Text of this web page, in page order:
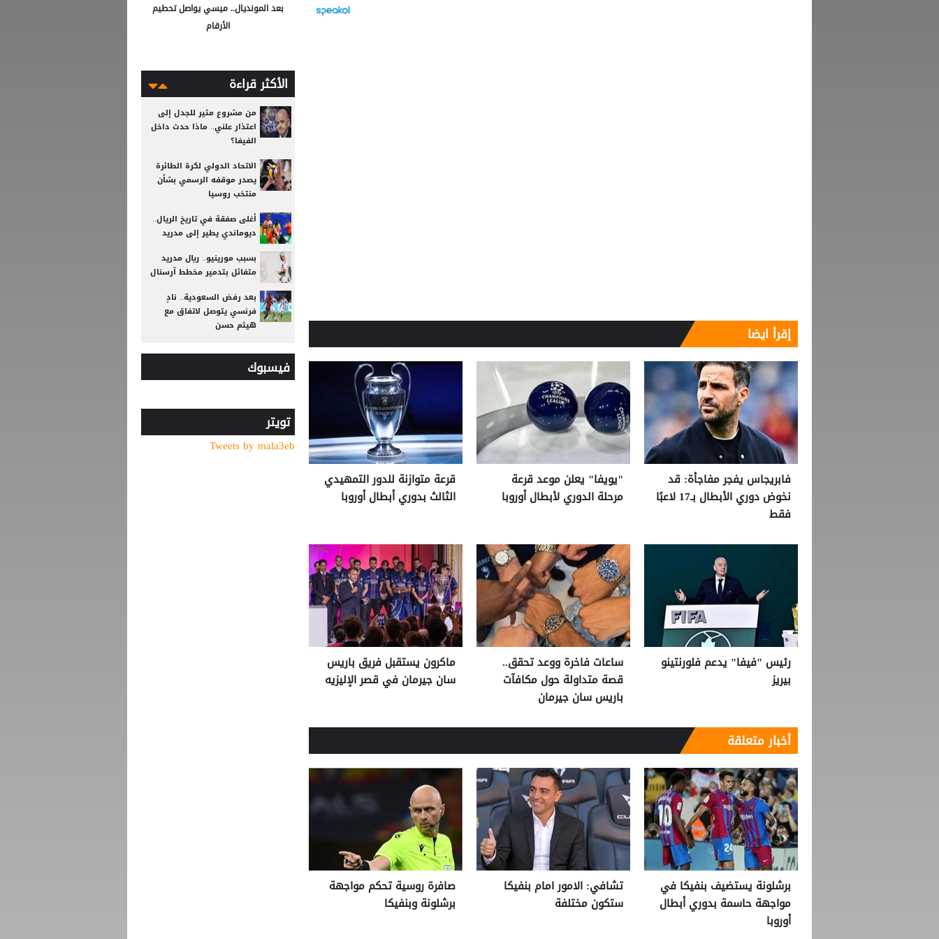
إقرأ ايضا
فابريجاس يفجر مفاجأة: قد
نخوض دوري الأبطال بـ17 لاعبًا
فقط
"يويفا" يعلن موعد قرعة
مرحلة الدوري لأبطال أوروبا
قرعة متوازنة للدور التمهيدي
الثالث بدوري أبطال أوروبا
رئيس "فيفا" يدعم فلورنتينو
بيريز
ساعات فاخرة ووعد تحقق..
قصة متداولة حول مكافآت
باريس سان جيرمان
ماكرون يستقبل فريق باريس
سان جيرمان في قصر الإليزيه
أخبار متعلقة
برشلونة يستضيف بنفيكا في
مواجهة حاسمة بدوري أبطال
أوروبا
تشافي: الامور امام بنفيكا
ستكون مختلفة
صافرة روسية تحكم مواجهة
برشلونة وبنفيكا
بعد المونديال.. ميسي يواصل تحطيم
الأرقام
الأكثر قراءة
من مشروع مثير للجدل إلى
اعتذار علني.. ماذا حدث داخل
الفيفا؟
الاتحاد الدولي لكرة الطائرة
يصدر موقفه الرسمي بشأن
منتخب روسيا
أغلى صفقة في تاريخ الريال..
ديوماندي يطير إلى مدريد
بسبب مورينيو.. ريال مدريد
متفائل بتدمير مخطط آرسنال
بعد رفض السعودية.. نادٍ
فرنسي يتوصل لاتفاق مع
هيثم حسن
مدريد على ضمه.. رودري يحسم
قراره ويختار وجهته المقبلة
صدام في تدريبات أتلتيكو..
فيسبوك
تويتر
Tweets by mala3eb